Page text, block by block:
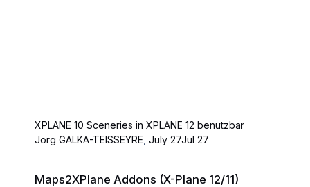
XPLANE 10 Sceneries in XPLANE 12 benutzbar
Jörg GALKA-TEISSEYRE,July 27Jul 27
Maps2XPlane Addons (X-Plane 12/11)